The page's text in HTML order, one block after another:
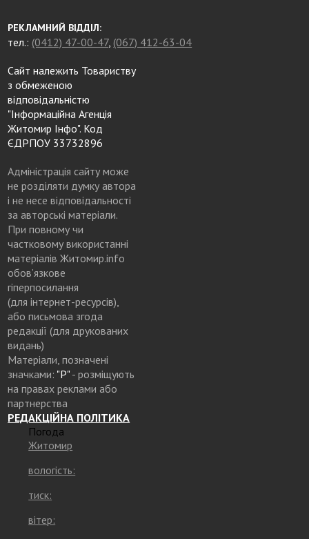
РЕКЛАМНИЙ ВІДДІЛ:
тел.: (0412) 47-00-47, (067) 412-63-04
Сайт належить Товариству
з обмеженою
відповідальністю
"Інформаційна Агенція
Житомир Інфо". Код
ЄДРПОУ 33732896
Адміністрація сайту може
не розділяти думку автора
і не несе відповідальності
за авторські матеріали.
При повному чи
частковому використанні
матеріалів Житомир.info
обов’язкове
гіперпосилання
(для інтернет-ресурсів),
або письмова згода
редакції (для друкованих
видань)
Матеріали, позначені
значками: "Р"- розміщують
на правах реклами або
партнерства
РЕДАКЦІЙНА ПОЛІТИКА
Погода
Житомир
вологість:
тиск:
вітер: